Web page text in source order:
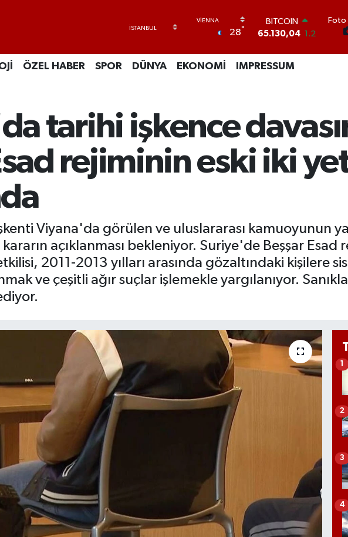
28°
DOLAR
47,7106 0.17
STERLİN
BİST100
13.773 -19
65.130,04
1.2
Foto
ÖZEL HABER SPOR DÜNYA EKONOMİ IMPRESSUM
tarihi işkence
rejiminin eski iki
Viyana'da görülen ve uluslararası kamuoyunun
açıklanması bekleniyor. Suriye'de Beşşar
2011-2013 yılları arasında gözaltındaki kişilere
ve çeşitli ağır suçlar işlemekle yargılanıyor.
1
2
3
4